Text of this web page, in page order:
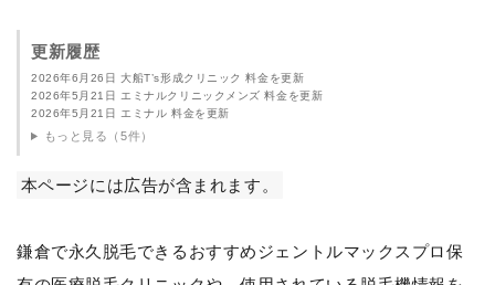
更新履歴
2026年6月26日 大船T’s形成クリニック 料金を更新
2026年5月21日 エミナルクリニックメンズ 料金を更新
2026年5月21日 エミナル 料金を更新
もっと見る（5件）
本ページには広告が含まれます。
鎌倉で永久脱毛できるおすすめジェントルマックスプロ保